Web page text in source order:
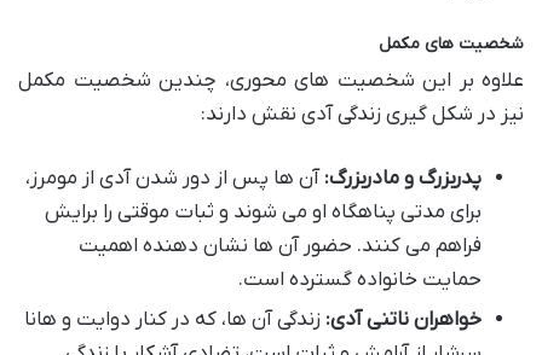
شخصیت های مکمل
علاوه بر این شخصیت های محوری، چندین شخصیت مکمل
نیز در شکل گیری زندگی آدی نقش دارند:
پدربزرگ و مادربزرگ:آن ها پس از دور شدن آدی از مومرز،
برای مدتی پناهگاه او می شوند و ثبات موقتی را برایش
فراهم می کنند. حضور آن ها نشان دهنده اهمیت
حمایت خانواده گسترده است.
خواهران ناتنی آدی: زندگی آن ها، که در کنار دوایت و هانا